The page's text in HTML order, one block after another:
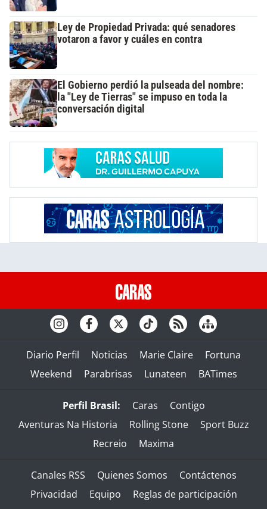
Ley de Propiedad Privada: qué senadores
votaron a favor y cuáles en contra
El Gobierno perdió la pulseada del nombre:
la "Ley de Tierras" se impuso en toda la
conversación digital
Diario Perfil Noticias Marie Claire
Fortuna
Weekend
Parabrisas Lunateen BATimes
Perfil Brasil: Caras
Contigo
Aventuras Na Historia
Rolling Stone
Sport Buzz
Recreio
Maxima
Canales RSS Quienes Somos
Contáctenos
Privacidad
Equipo
Reglas de participación